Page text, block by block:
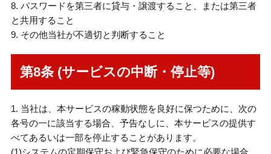
8. パスワードを第三者に貸与・譲渡すること、または第三者
と共用すること
9. その他当社が不適切と判断すること
第8条 (サービスの中断・停止等)
1. 当社は、本サービスの稼動状態を良好に保つために、次の
各号の一に該当する場合、予告なしに、本サービスの提供す
べてあるいは一部を停止することがあります。